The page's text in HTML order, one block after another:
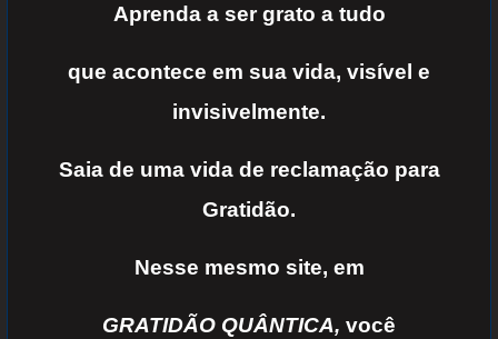
Aprenda a sergrato a tudo
que acontece em sua vida, visível e
invisivelmente.
Saia de uma vida de reclamação para
Gratidão.
Nesse mesmo site, em
GRATIDÃO QUÂNTICA, você